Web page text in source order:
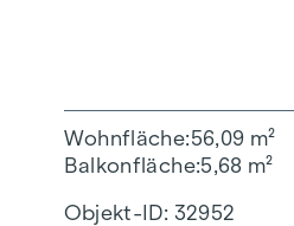
Wohnfläche 56,09 m²
Balkonfläche 5,68 m²
Objekt-ID: 32952